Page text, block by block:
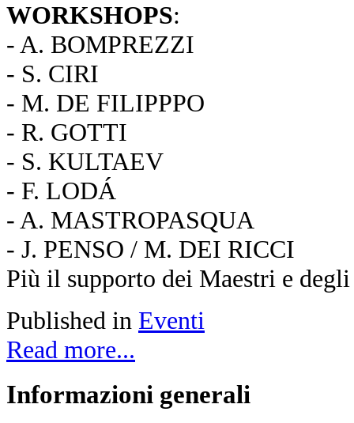
WORKSHOPS:
- A. BOMPREZZI
- S. CIRI
- M. DE FILIPPPO
- R. GOTTI
- S. KULTAEV
- F. LODÁ
- A. MASTROPASQUA
- J. PENSO / M. DEI RICCI
Più il supporto dei Maestri e
Published in Eventi
Read more...
Informazioni generali